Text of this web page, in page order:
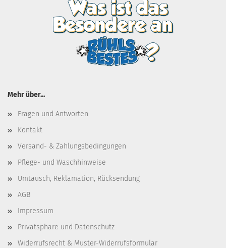
Mehr über...
Fragen und Antworten
Kontakt
Versand- & Zahlungsbedingungen
Pflege- und Waschhinweise
Umtausch, Reklamation, Rücksendung
AGB
Impressum
Privatsphäre und Datenschutz
Widerrufsrecht & Muster-Widerrufsformular